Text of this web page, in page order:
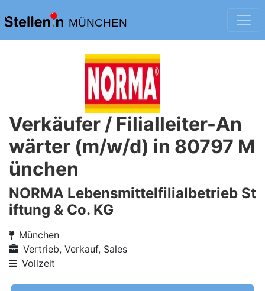
MÜNCHEN
Verkäufer / Filialleiter-An
wärter (m/w/d) in 80797 M
ünchen
NORMA Lebensmittelfilialbetrieb St
iftung & Co. KG
München
Vertrieb, Verkauf, Sales
Vollzeit